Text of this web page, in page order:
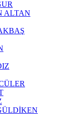
ALTAN